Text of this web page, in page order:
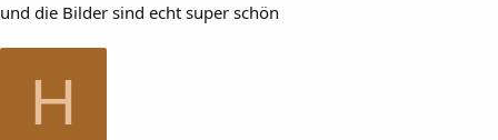
und die Bilder sind echt super schön
H